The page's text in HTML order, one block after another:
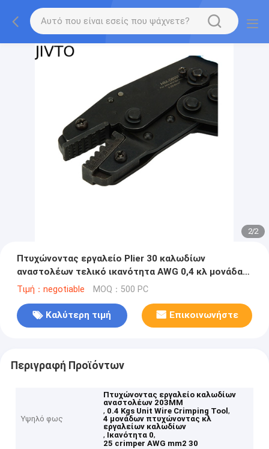
2/2
Πτυχώνοντας εργαλείο Plier 30 καλωδίων
αναστολέων τελικό ικανότητα AWG 0,4 κλ μονάδας
6,0 Mm2
Τιμή：negotiable MOQ：500 PC
Καλύτερη τιμή Επικοινωνήστε
Περιγραφή Προϊόντων
Υψηλό φως
Πτυχώνοντας εργαλείο καλωδίων
αναστολέων 203MM
, 0.4 Kgs Unit Wire Crimping Tool,
4 μονάδων πτυχώνοντας κλ
εργαλείων καλωδίων
, Ικανότητα 0,
25 crimper AWG mm2 30